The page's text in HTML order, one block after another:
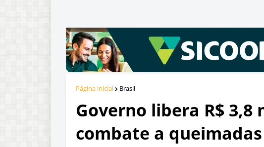
Página inicial Brasil
Governo libera R$ 3,8
combate a queimadas